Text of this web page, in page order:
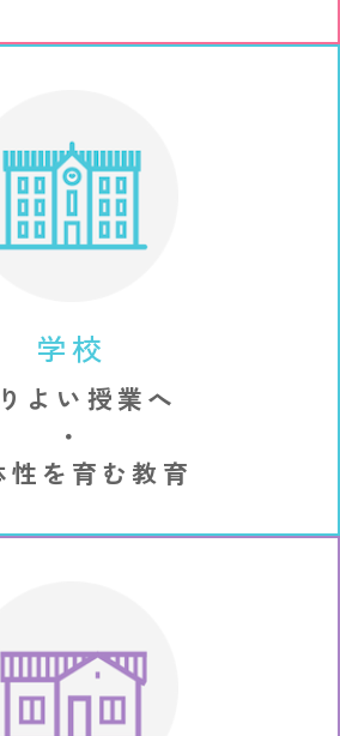
学校
よい授業へ
・
性を育む教育